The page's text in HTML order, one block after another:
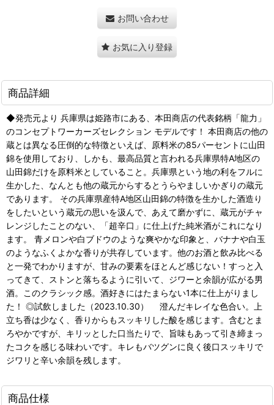
お問い合わせ
お気に入り登録
商品詳細
◆発売元より 兵庫県は姫路市にある、本田商店の代表銘柄「龍力」
のコンセプトワーカーズセレクション モデルです！ 本田商店の他の
蔵とは異なる圧倒的な特徴といえば、原料米の85パーセントに山田
錦を使用しており、しかも、最高品質と言われる兵庫県特A地区の
山田錦だけを原料米としていること。兵庫県という地の利をフルに
生かした、なんとも他の蔵元からするとうらやましいかぎりの蔵元
であります。 その兵庫県産特A地区山田錦の特徴を生かした酒造り
をしたいという蔵元の思いを汲んで、あえて磨かずに、蔵元がチャ
レンジしたことのない、「超辛口」に仕上げた純米酒がこれになり
ます。 青メロンや白ブドウのような爽やかな印象と、バナナや白玉
のようなふくよかな香りが共存しています。他のお酒と飲み比べる
と一発でわかりますが、甘みの要素をほとんど感じない！すっと入
ってきて、ストンと落ちるように引いて、ジワーと余韻が広がる男
酒。このクラシック感。酒好きにはたまらない1本に仕上がりまし
た！ ◎試飲しました（2023.10.30） 澄んだキレイな色合い。上
立ち香は少なく、香りからもスッキリした酸を感じます。含むとま
ろやかですが、キリッとした口当たりで、旨味もあって引き締まっ
たコクを感じる味わいです。キレもバツグンに良く後口スッキリで
ジワリと辛い余韻を残します。
商品仕様